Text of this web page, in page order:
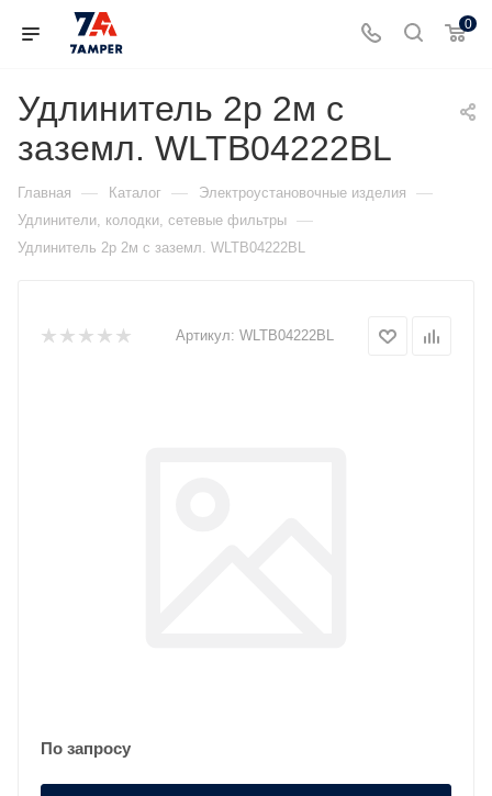
0
Удлинитель 2р 2м с
заземл. WLTB04222BL
Главная — Каталог — Электроустановочные изделия —
Удлинители, колодки, сетевые фильтры —
Удлинитель 2р 2м с заземл. WLTB04222BL
Артикул: WLTB04222BL
По запросу